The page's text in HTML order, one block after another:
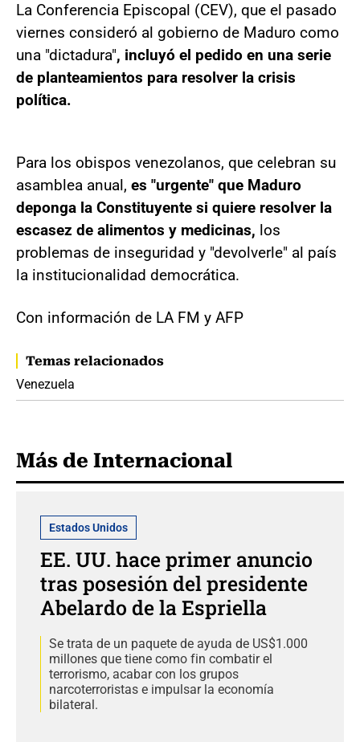
La Conferencia Episcopal (CEV), que el pasado
viernes consideró al gobierno de Maduro como
una "dictadura", incluyó el pedido en una serie
de planteamientos para resolver la crisis
política.
Para los obispos venezolanos, que celebran su
asamblea anual, es "urgente" que Maduro
deponga la Constituyente si quiere resolver la
escasez de alimentos y medicinas, los
problemas de inseguridad y "devolverle" al país
la institucionalidad democrática.
Con información de LA FM y AFP
Temas relacionados
Venezuela
Más de Internacional
Estados Unidos
EE. UU. hace primer anuncio
tras posesión del presidente
Abelardo de la Espriella
Se trata de un paquete de ayuda de US$1.000
millones que tiene como fin combatir el
terrorismo, acabar con los grupos
narcoterroristas e impulsar la economía
bilateral.